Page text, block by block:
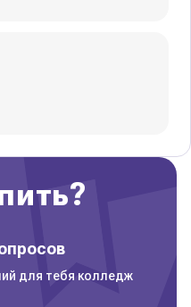
для тебя колледж